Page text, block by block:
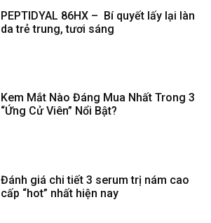
PEPTIDYAL 86HX – Bí quyết lấy lại làn
da trẻ trung, tươi sáng
Kem Mắt Nào Đáng Mua Nhất Trong 3
“Ứng Cử Viên” Nổi Bật?
Đánh giá chi tiết 3 serum trị nám cao
cấp “hot” nhất hiện nay